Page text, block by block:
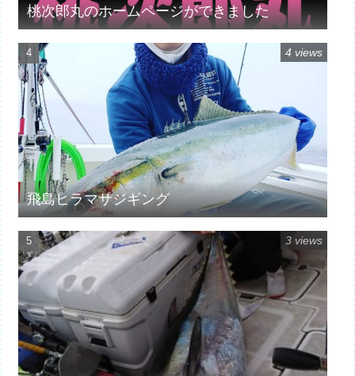
桃次郎丸のホームページができました
飛島ヒラマサジギング
4 views
3 views